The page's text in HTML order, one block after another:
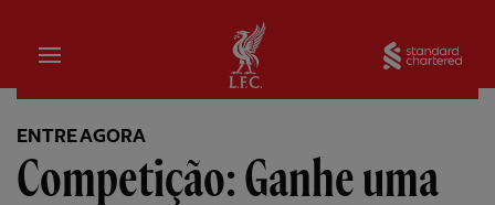
Inicial
ENTRE AGORA
Competição: Ganhe uma